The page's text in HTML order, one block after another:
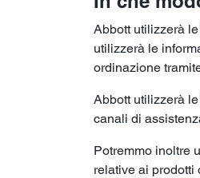
Abbott utilizzerà
utilizzerà le
ordinazione
Abbott utilizzerà
canali di
Potremmo inoltre
relative ai prodotti